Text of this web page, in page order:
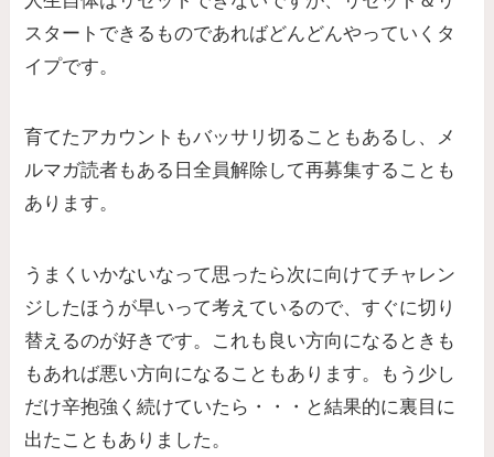
スタートできるものであればどんどんやっていくタ
イプです。
育てたアカウントもバッサリ切ることもあるし、メ
ルマガ読者もある日全員解除して再募集することも
あります。
うまくいかないなって思ったら次に向けてチャレン
ジしたほうが早いって考えているので、すぐに切り
替えるのが好きです。これも良い方向になるときも
もあれば悪い方向になることもあります。もう少し
だけ辛抱強く続けていたら・・・と結果的に裏目に
出たこともありました。